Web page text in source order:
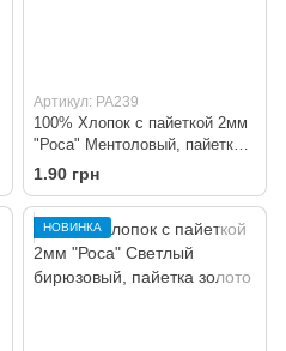
Артикул: PA239
100% Хлопок с пайеткой 2мм
"Роса" Ментоловый, пайетка
серебро
1.90 грн
НОВИНКА